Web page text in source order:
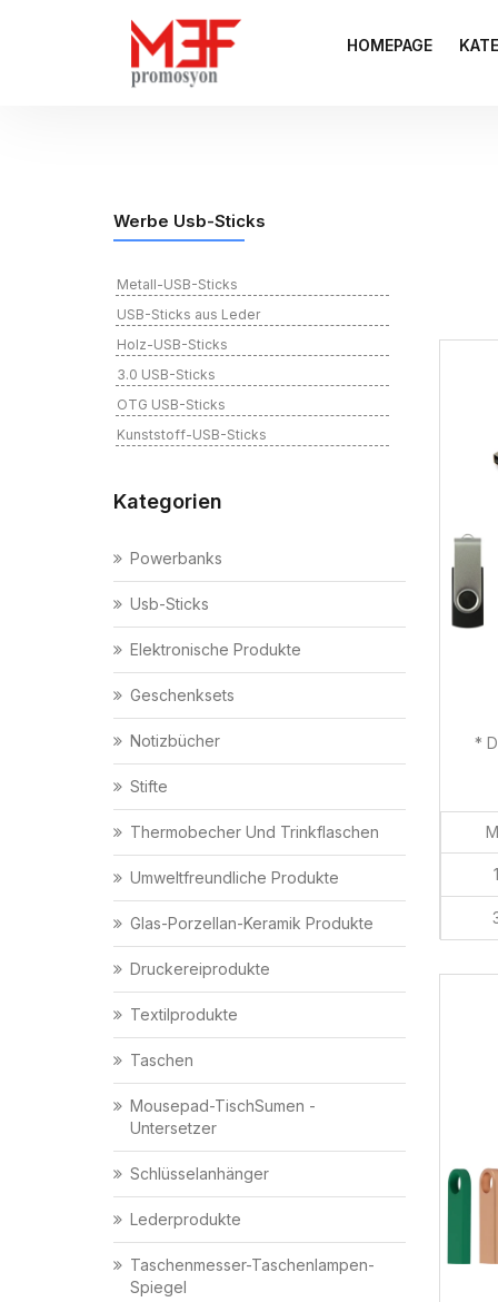
HOMEPAGE
Werbe Usb-Sticks
Metall-USB-Sticks
USB-Sticks aus Leder
Holz-USB-Sticks
3.0 USB-Sticks
OTG USB-Sticks
Kunststoff-USB-Sticks
Kategorien
Powerbanks
Usb-Sticks
Elektronische Produkte
Geschenksets
Notizbücher
Stifte
Thermobecher Und Trinkflaschen
Umweltfreundliche Produkte
Glas-Porzellan-Keramik Produkte
Druckereiprodukte
Textilprodukte
Taschen
Mousepad-TischSumen -
Untersetzer
Schlüsselanhänger
Lederprodukte
Taschenmesser-Taschenlampen-
Spiegel
*